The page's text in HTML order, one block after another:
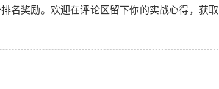
名奖励。欢迎在评论区留下你的实战心得，获取